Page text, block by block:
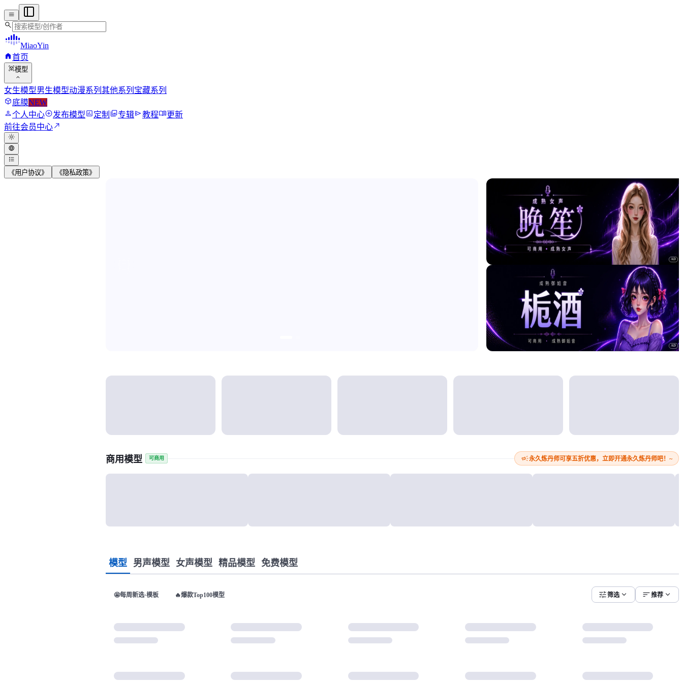
menu
search
MiaoYin
home首页
view_in_ar模型
expand_more
女生模型男生模型动漫系列 其他系列 宝藏系列
deployed_code底膜NEW
person个人中心add_circle发布模型assessment定制 photo_library专辑send教程menu_book更新
前往会员中心north_east
light_mode
language
format_list_bulleted
《用户协议》 《隐私政策》
AD
AD
Model categories
商用模型 可商用 campaign永久炼丹师可享五折优惠，立即开通永久炼丹师吧！~
模型 男声模型 女声模型 精品模型 免费模型
🤩每周新选·模板 🔥爆款Top100模型 tune筛选 expand_more sort推荐 expand_more